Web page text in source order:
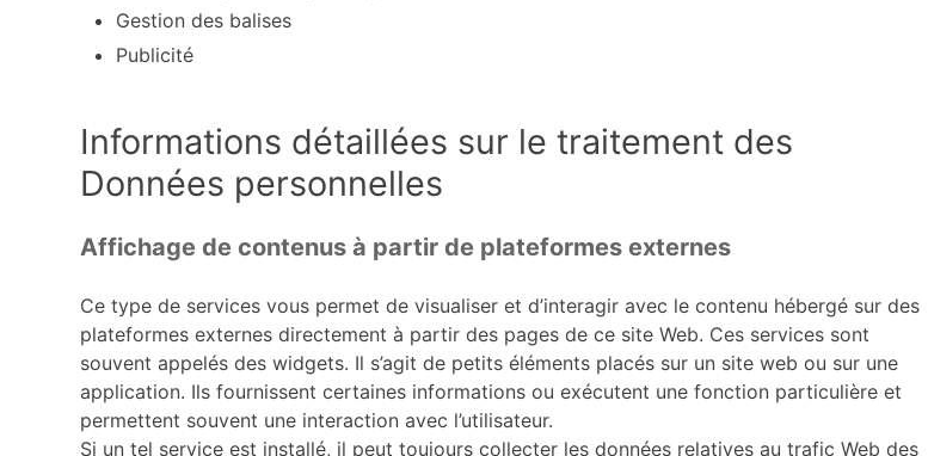
Gestion des balises
Publicité
Informations détaillées sur le traitement des
Données personnelles
Affichage de contenus à partir de plateformes externes
Ce type de services vous permet de visualiser et d’interagir avec le contenu hébergé sur des
plateformes externes directement à partir des pages de ce site Web. Ces services sont
souvent appelés des widgets. Il s’agit de petits éléments placés sur un site web ou sur une
application. Ils fournissent certaines informations ou exécutent une fonction particulière et
permettent souvent une interaction avec l’utilisateur.
Si un tel service est installé, il peut toujours collecter les données relatives au trafic Web des